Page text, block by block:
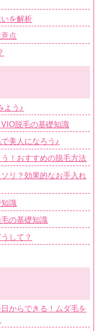
を解析
点
よう♪
脱毛の基礎知識
美人になろう♪
！おすすめの脱毛方法
リ？効果的なお手入れ
識
の基礎知識
して？
からできる！ムダ毛を